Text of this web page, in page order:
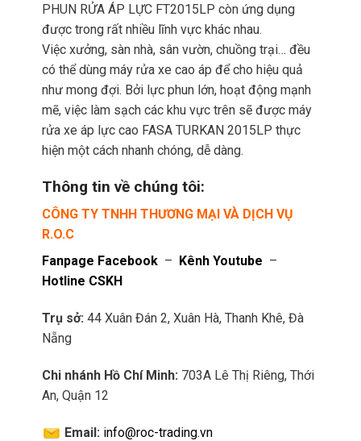
PHUN RỬA ÁP LỰC FT2015LP còn ứng dụng
được trong rất nhiều lĩnh vực khác nhau.
Việc xưởng, sàn nhà, sân vườn, chuồng trại… đều
có thể dùng máy rửa xe cao áp để cho hiệu quả
như mong đợi. Bởi lực phun lớn, hoạt động mạnh
mẽ, việc làm sạch các khu vực trên sẽ được máy
rửa xe áp lực cao FASA TURKAN 2015LP thực
hiện một cách nhanh chóng, dễ dàng.
Thông tin về chúng tôi:
CÔNG TY TNHH THƯƠNG MẠI VÀ DỊCH VỤ
R.O.C
Fanpage Facebook– Kênh Youtube –
Hotline CSKH
Trụ sở: 44 Xuân Đán 2, Xuân Hà, Thanh Khê, Đà
Nẵng
Chi nhánh Hồ Chí Minh: 703A Lê Thị Riêng, Thới
An, Quận 12
Email: info@roc-trading.vn